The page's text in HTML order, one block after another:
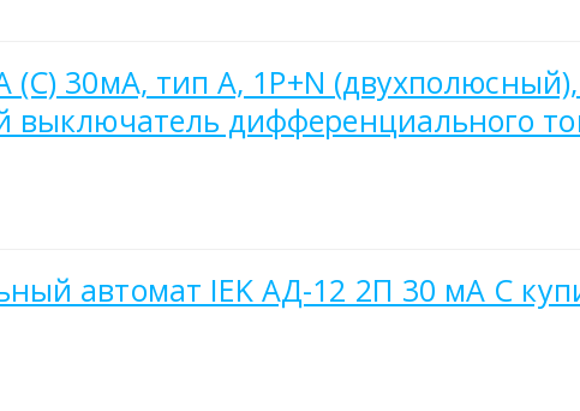
30мА, тип A, 1P+N
выключатель дифференциального
автомат IEK АД-12 2П 30 мА C